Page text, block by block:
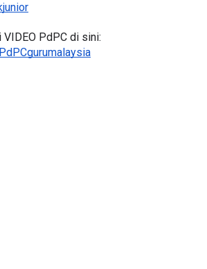
PdPC di sini: